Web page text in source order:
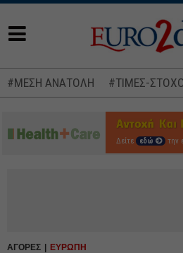
#ΜΕΣΗ ΑΝΑΤΟΛΗ #ΤΙΜΕΣ-
Δείτε εδώ την
ΑΓΟΡΕΣ ΕΥΡΩΠΗ